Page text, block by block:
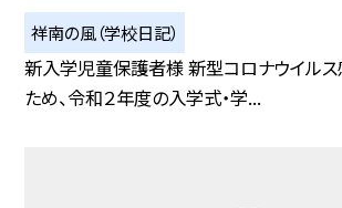
祥南の風（学校日記）
新入学児童保護者様 新型コロナウイル
ため、令和２年度の入学式・学...